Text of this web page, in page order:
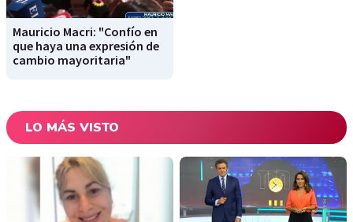
Mauricio Macri: "Confío en
que haya una expresión de
cambio mayoritaria"
LO MÁS VISTO